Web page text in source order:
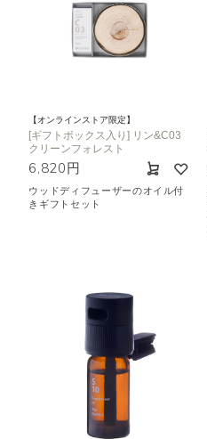
【オンラインストア限定】
[ギフトボックス入り] リン&C03
クリーンフォレスト
6,820円
ウッドディフューザーのオイル付
きギフトセット